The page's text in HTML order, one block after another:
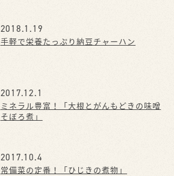
2018.1.19
手軽で栄養たっぷり納豆チャーハン
2017.12.1
ミネラル豊富！「大根とがんもどきの味噌
そぼろ煮」
2017.10.4
常備菜の定番！「ひじきの煮物」